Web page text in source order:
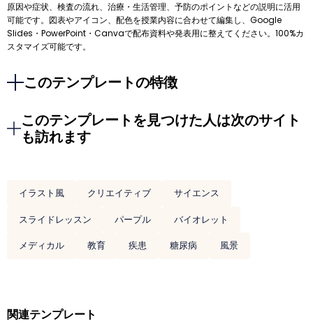
原因や症状、検査の流れ、治療・生活管理、予防のポイントなどの説明に活用
可能です。図表やアイコン、配色を授業内容に合わせて編集し、Google
Slides・PowerPoint・Canvaで配布資料や発表用に整えてください。100%カ
スタマイズ可能です。
このテンプレートの特徴
このテンプレートを見つけた人は次のサイト
も訪れます
イラスト風 クリエイティブ
サイエンス
スライドレッスン
パープル
バイオレット
メディカル
教育 疾患 糖尿病 風景
関連テンプレート